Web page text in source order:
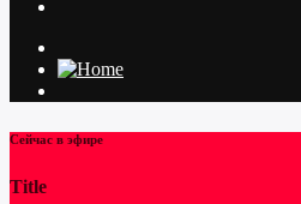
Сейчас в эфире
Title